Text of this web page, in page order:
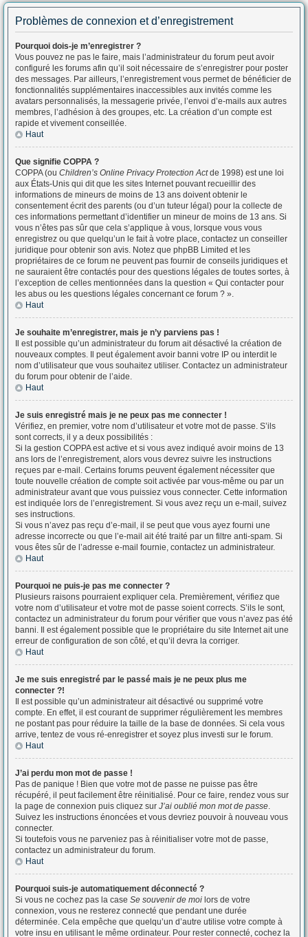
Problèmes de connexion et d’enregistrement
Pourquoi dois-je m’enregistrer ?
Vous pouvez ne pas le faire, mais l’administrateur du forum peut avoir
configuré les forums afin qu’il soit nécessaire de s’enregistrer pour poster
des messages. Par ailleurs, l’enregistrement vous permet de bénéficier de
fonctionnalités supplémentaires inaccessibles aux invités comme les
avatars personnalisés, la messagerie privée, l’envoi d’e-mails aux autres
membres, l’adhésion à des groupes, etc. La création d’un compte est
rapide et vivement conseillée.
Haut
Que signifie COPPA ?
COPPA (ou Children’s Online Privacy Protection Actde 1998) est une loi
aux États-Unis qui dit que les sites Internet pouvant recueillir des
informations de mineurs de moins de 13 ans doivent obtenir le
consentement écrit des parents (ou d’un tuteur légal) pour la collecte de
ces informations permettant d’identifier un mineur de moins de 13 ans. Si
vous n’êtes pas sûr que cela s’applique à vous, lorsque vous vous
enregistrez ou que quelqu’un le fait à votre place, contactez un conseiller
juridique pour obtenir son avis. Notez que phpBB Limited et les
propriétaires de ce forum ne peuvent pas fournir de conseils juridiques et
ne sauraient être contactés pour des questions légales de toutes sortes, à
l’exception de celles mentionnées dans la question « Qui contacter pour
les abus ou les questions légales concernant ce forum ? ».
Haut
Je souhaite m’enregistrer, mais je n’y parviens pas !
Il est possible qu’un administrateur du forum ait désactivé la création de
nouveaux comptes. Il peut également avoir banni votre IP ou interdit le
nom d’utilisateur que vous souhaitez utiliser. Contactez un administrateur
du forum pour obtenir de l’aide.
Haut
Je suis enregistré mais je ne peux pas me connecter !
Vérifiez, en premier, votre nom d’utilisateur et votre mot de passe. S’ils
sont corrects, il y a deux possibilités :
Si la gestion COPPA est active et si vous avez indiqué avoir moins de 13
ans lors de l’enregistrement, alors vous devrez suivre les instructions
reçues par e-mail. Certains forums peuvent également nécessiter que
toute nouvelle création de compte soit activée par vous-même ou par un
administrateur avant que vous puissiez vous connecter. Cette information
est indiquée lors de l’enregistrement. Si vous avez reçu un e-mail, suivez
ses instructions.
Si vous n’avez pas reçu d’e-mail, il se peut que vous ayez fourni une
adresse incorrecte ou que l’e-mail ait été traité par un filtre anti-spam. Si
vous êtes sûr de l’adresse e-mail fournie, contactez un administrateur.
Haut
Pourquoi ne puis-je pas me connecter ?
Plusieurs raisons pourraient expliquer cela. Premièrement, vérifiez que
votre nom d’utilisateur et votre mot de passe soient corrects. S’ils le sont,
contactez un administrateur du forum pour vérifier que vous n’avez pas été
banni. Il est également possible que le propriétaire du site Internet ait une
erreur de configuration de son côté, et qu’il devra la corriger.
Haut
Je me suis enregistré par le passé mais je ne peux plus me
connecter ?!
Il est possible qu’un administrateur ait désactivé ou supprimé votre
compte. En effet, il est courant de supprimer régulièrement les membres
ne postant pas pour réduire la taille de la base de données. Si cela vous
arrive, tentez de vous ré-enregistrer et soyez plus investi sur le forum.
Haut
J’ai perdu mon mot de passe !
Pas de panique ! Bien que votre mot de passe ne puisse pas être
récupéré, il peut facilement être réinitialisé. Pour ce faire, rendez vous sur
la page de connexion puis cliquez sur J’ai oublié mon mot de passe.
Suivez les instructions énoncées et vous devriez pouvoir à nouveau vous
connecter.
Si toutefois vous ne parveniez pas à réinitialiser votre mot de passe,
contactez un administrateur du forum.
Haut
Pourquoi suis-je automatiquement déconnecté ?
Si vous ne cochez pas la case Se souvenir de moi lors de votre
connexion, vous ne resterez connecté que pendant une durée
déterminée. Cela empêche que quelqu’un d’autre utilise votre compte à
votre insu en utilisant le même ordinateur. Pour rester connecté, cochez la